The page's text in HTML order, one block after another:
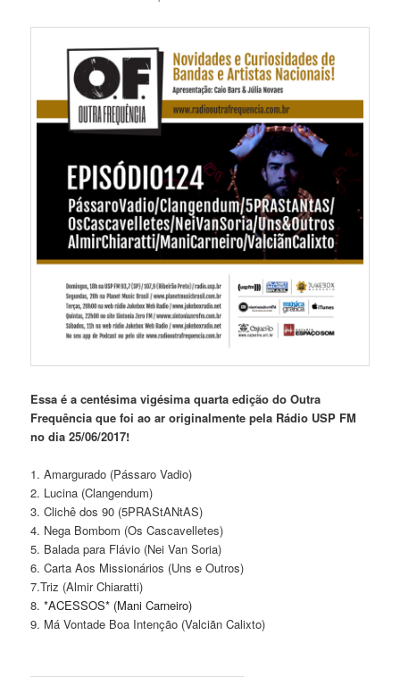
Essa é a centésima vigésima quarta edição do Outra
Frequência que foi ao ar originalmente pela Rádio USP FM
no dia 25/06/2017!
1. Amargurado (Pássaro Vadio)
2. Lucina (Clangendum)
3. Clichê dos 90 (5PRAStANtAS)
4. Nega Bombom (Os Cascavelletes)
5. Balada para Flávio (Nei Van Soria)
6. Carta Aos Missionários (Uns e Outros)
7.Triz (Almir Chiaratti)
8.*ACESSOS* (Mani Carneiro)
9. Má Vontade Boa Intenção (Valciãn Calixto)